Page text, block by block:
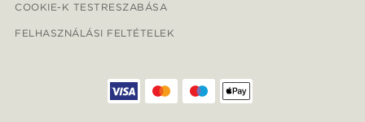
COOKIE-K TESTRESZABÁSA
FELHASZNÁLÁSI FELTÉTELEK